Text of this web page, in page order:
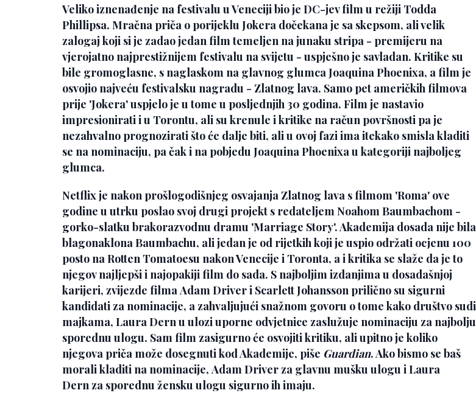
Veliko iznenađenje na festivalu u Veneciji bio je DC-jev film u režiji Todda
Phillipsa. Mračna priča o porijeklu Jokera dočekana je sa skepsom, ali velik
zalogaj koji si je zadao jedan film temeljen na junaku stripa - premijeru na
vjerojatno najprestižnijem festivalu na svijetu - uspješno je savladan. Kritike su
bile gromoglasne, s naglaskom na glavnog glumca Joaquina Phoenixa, a film je
osvojio najveću festivalsku nagradu - Zlatnog lava. Samo pet američkih filmova
prije 'Jokera'uspjelo je u tome u posljednjih 30 godina. Film je nastavio
impresionirati i u Torontu, ali su krenule i kritike na račun površnosti pa je
nezahvalno prognozirati što će dalje biti, ali u ovoj fazi ima itekako smisla kladiti
se na nominaciju, pa čak i na pobjedu Joaquina Phoenixa u kategoriji najboljeg
glumca.
Netflix je nakon prošlogodišnjeg osvajanja Zlatnog lava s filmom 'Roma' ove
godine u utrku poslao svoj drugi projekt s redateljem Noahom Baumbachom -
gorko-slatku brakorazvodnu dramu 'Marriage Story'. Akademija dosada nije bila
blagonaklona Baumbachu, ali jedan je od rijetkih koji je uspio održati ocjenu 100
posto na Rotten Tomatoesu nakon Venecije i Toronta, a i kritika se slaže da je to
njegov najljepši i najopakiji film do sada. S najboljim izdanjima u dosadašnjoj
karijeri, zvijezde filma Adam Driveri Scarlett Johansson prilično su sigurni
kandidati za nominacije, a zahvaljujući snažnom govoru o tome kako društvo sudi
majkama, Laura Dern u ulozi uporne odvjetnice zaslužuje nominaciju za najbolju
sporednu ulogu. Sam film zasigurno će osvojiti kritiku, ali upitno je koliko
njegova priča može dosegnuti kod Akademije, piše Guardian. Ako bismo se baš
morali kladiti na nominacije, Adam Driver za glavnu mušku ulogu i Laura
Dern za sporednu žensku ulogu sigurno ih imaju.